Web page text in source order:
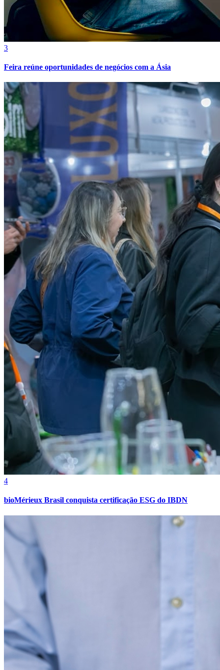
Fluminense
Vasco
3
Feira reúne oportunidades de negócios com a Ásia
4
bioMérieux Brasil conquista certificação ESG do IBDN